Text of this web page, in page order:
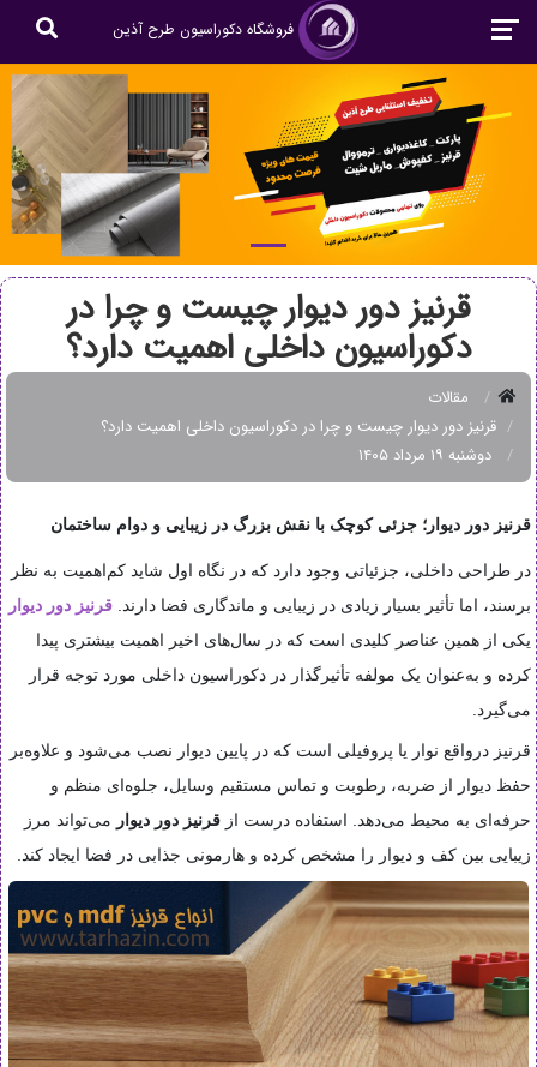
فروشگاه دکوراسیون طرح آذین
قرنیز دور دیوار چیست و چرا در
دکوراسیون داخلی اهمیت دارد؟
مقالات
قرنیز دور دیوار چیست و چرا در دکوراسیون داخلی اهمیت دارد؟
دوشنبه ۱۹ مرداد ۱۴۰۵
قرنیز دور دیوار؛ جزئی کوچک با نقش بزرگ در زیبایی و دوام ساختمان
در طراحی داخلی، جزئیاتی وجود دارد که در نگاه اول شاید کم‌اهمیت به‌ نظر
برسند، اما تأثیر بسیار زیادی در زیبایی و ماندگاری فضا دارند. قرنیز دور دیوار
یکی از همین عناصر کلیدی است که در سال‌های اخیر اهمیت بیشتری پیدا
کرده و به‌عنوان یک مولفه تأثیرگذار در دکوراسیون داخلی مورد توجه قرار
می‌گیرد.
قرنیز درواقع نوار یا پروفیلی است که در پایین دیوار نصب می‌شود و علاوه‌بر
حفظ دیوار از ضربه، رطوبت و تماس مستقیم وسایل، جلوه‌ای منظم و
حرفه‌ای به محیط می‌دهد. استفاده درست از قرنیز دور دیوار می‌تواند مرز
زیبایی بین کف و دیوار را مشخص کرده و هارمونی جذابی در فضا ایجاد کند.